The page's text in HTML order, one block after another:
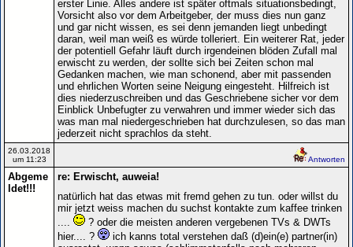
erster Linie. Alles andere ist später oftmals situationsbedingt,
Vorsicht also vor dem Arbeitgeber, der muss dies nun ganz
und gar nicht wissen, es sei denn jemanden liegt unbedingt
daran, weil man weiß es würde tolleriert. Ein weiterer Rat, jeder
der potentiell Gefahr läuft durch irgendeinen blöden Zufall mal
erwischt zu werden, der sollte sich bei Zeiten schon mal
Gedanken machen, wie man schonend, aber mit passenden
und ehrlichen Worten seine Neigung eingesteht. Hilfreich ist
dies niederzuschreiben und das Geschriebene sicher vor dem
Einblick Unbefugter zu verwahren und immer wieder sich das
was man mal niedergeschrieben hat durchzulesen, so das man
jederzeit nicht sprachlos da steht.
26.03.2018
um 11:23
Antworten
Abgeme
ldet!!!
re: Erwischt, auweia!
natürlich hat das etwas mit fremd gehen zu tun. oder willst du
mir jetzt weiss machen du suchst kontakte zum kaffee trinken
? oder die meisten anderen vergebenen TVs & DWTs
hier.... ?
ich kanns total verstehen daß (d)ein(e) partner(in)